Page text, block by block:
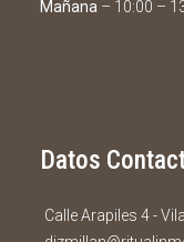
Mañana – 10:00 –
Datos
Calle Arapiles 4 -